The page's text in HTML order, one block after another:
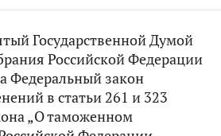
Государственной Думой
Российской Федерации
Федеральный закон
в статьи 261 и 323
„О таможенном